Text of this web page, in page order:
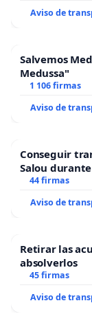
Aviso de
Salvemos
Medussa"
1 106 firmas
Aviso de
Conseguir
Salou
44 firmas
Aviso de
Retirar las
absolverlos
45 firmas
Aviso de